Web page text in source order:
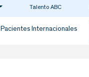
Talento ABC
Pacientes Internacionales